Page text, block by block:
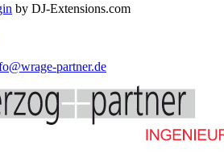
by DJ-Extensions.com
partner.de